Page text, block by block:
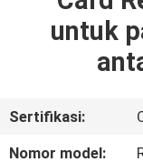
PRODUK
KAMI
untuk
Sertifikasi:
Nomor model: